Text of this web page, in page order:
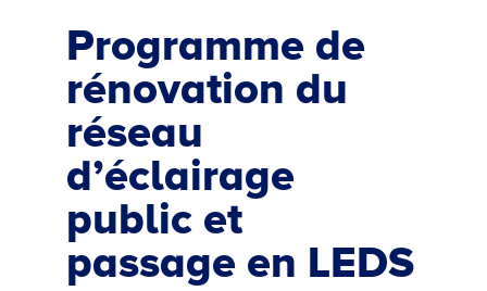
Programme de
rénovation du
réseau
d’éclairage
public et
passage en LEDS